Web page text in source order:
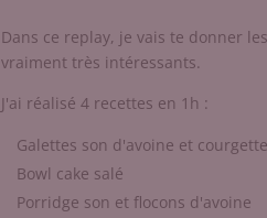
Dans ce replay, je vais te donner
vraiment très intéressants.
J'ai réalisé 4 recettes en 1h :
Galettes son d'avoine et courgette
Bowl cake salé
Porridge son et flocons d'avoine